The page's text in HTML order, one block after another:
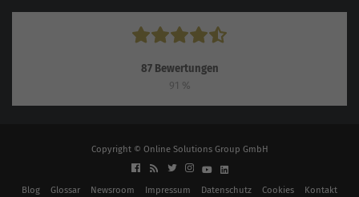
87Bewertungen
91 %
Copyright © Online Solutions Group GmbH
Blog Glossar Newsroom Impressum Datenschutz Cookies Kontakt